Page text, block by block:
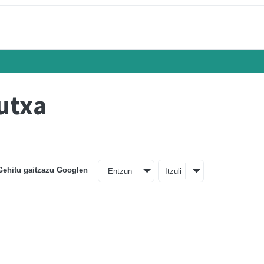
gaitzazu Googlen Entzun Itzuli